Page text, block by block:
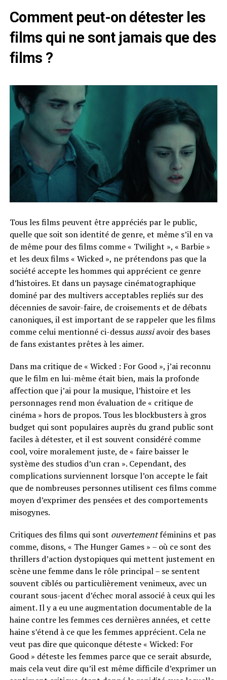
Comment peut-on détester les
films qui ne sont jamais que des
films ?
Tous les films peuvent être appréciés par le public,
quelle que soit son identité de genre, et même s’il en va
de même pour des films comme « Twilight », « Barbie »
et les deux films « Wicked », ne prétendons pas que la
société accepte les hommes qui apprécient ce genre
d’histoires. Et dans un paysage cinématographique
dominé par des multivers acceptables repliés sur des
décennies de savoir-faire, de croisements et de débats
canoniques, il est important de se rappeler que les films
comme celui mentionné ci-dessus aussiavoir des bases
de fans existantes prêtes à les aimer.
Dans ma critique de « Wicked : For Good », j’ai reconnu
que le film en lui-même était bien, mais la profonde
affection que j’ai pour la musique, l’histoire et les
personnages rend mon évaluation de « critique de
cinéma » hors de propos. Tous les blockbusters à gros
budget qui sont populaires auprès du grand public sont
faciles à détester, et il est souvent considéré comme
cool, voire moralement juste, de « faire baisser le
système des studios d’un cran ». Cependant, des
complications surviennent lorsque l’on accepte le fait
que de nombreuses personnes utilisent ces films comme
moyen d’exprimer des pensées et des comportements
misogynes.
Critiques des films qui sont ouvertementféminins et pas
comme, disons, « The Hunger Games » – où ce sont des
thrillers d’action dystopiques qui mettent justement en
scène une femme dans le rôle principal – se sentent
souvent ciblés ou particulièrement venimeux, avec un
courant sous-jacent d’échec moral associé à ceux qui les
aiment. Il y a eu une augmentation documentable de la
haine contre les femmes ces dernières années, et cette
haine s’étend à ce que les femmes apprécient. Cela ne
veut pas dire que quiconque déteste « Wicked: For
Good » déteste les femmes parce que ce serait absurde,
mais cela veut dire qu’il est même difficile d’exprimer un